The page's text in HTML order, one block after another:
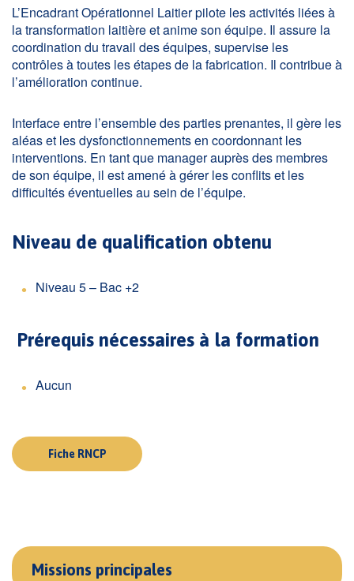
L’Encadrant Opérationnel Laitier pilote les activités liées à
la transformation laitière et anime son équipe. Il assure la
coordination du travail des équipes, supervise les
contrôles à toutes les étapes de la fabrication. Il contribue à
l’amélioration continue.
Interface entre l’ensemble des parties prenantes, il gère les
aléas et les dysfonctionnements en coordonnant les
interventions. En tant que manager auprès des membres
de son équipe, il est amené à gérer les conflits et les
difficultés éventuelles au sein de l’équipe.
Niveau de qualification obtenu
Niveau 5 – Bac +2
Prérequis nécessaires à la formation
Aucun
Fiche RNCP
Missions principales